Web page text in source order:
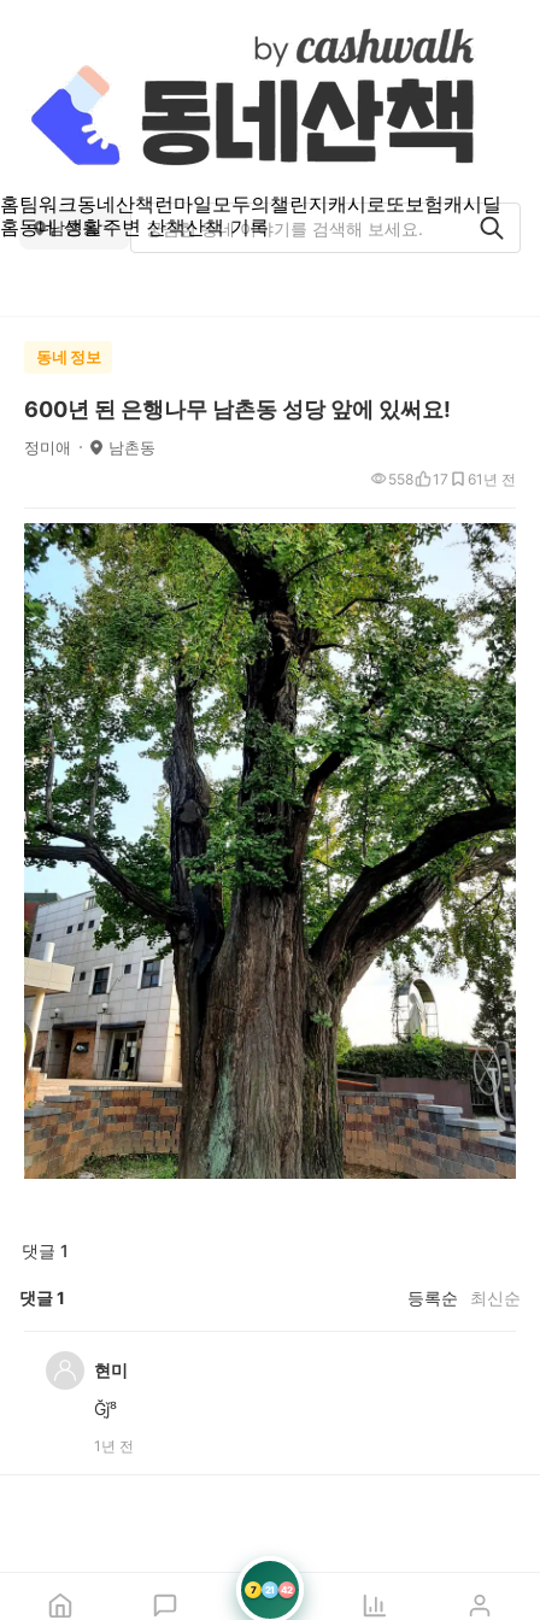
홈팀워크동네산책런마일모두의챌린지캐시로또보험캐시딜
홈동네 생활주변 산책산책 기록
남촌동
동네 정보
600년 된 은행나무 남촌동 성당 앞에 있써요!
정미애 남촌동
1년 전
558 17 6
댓글 1
댓글1 등록순 최신순
현미
Ğǰ̣⁸
1년 전
7 21 42